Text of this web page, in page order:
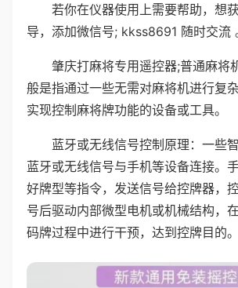
若你在仪器使用上需要帮助，想
导，添加微信号; kkss8691 随时交流
肇庆打麻将专用遥控器;普通麻将
般是指通过一些无需对麻将机进行复
实现控制麻将牌功能的设备或工具。
蓝牙或无线信号控制原理：一些
蓝牙或无线信号与手机等设备连接。
好牌型等指令，发送信号给控牌器，
号后驱动内部微型电机或机械结构，
码牌过程中进行干预，达到控牌目的。